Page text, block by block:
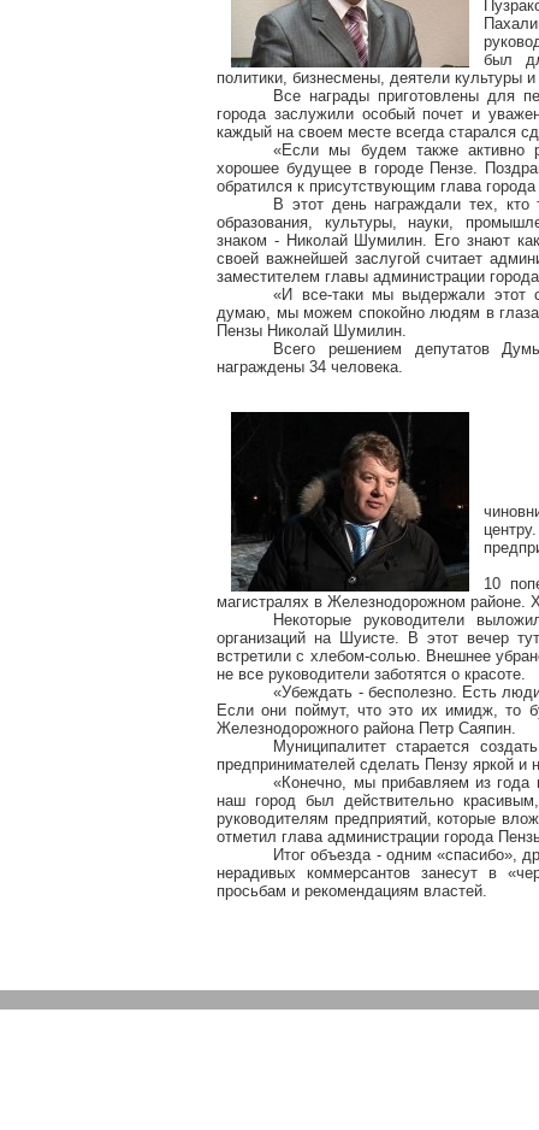
был
политики, бизнесмены, деятели культуры и
Все награды приготовлены для
города заслужили особый почет и
каждый на своем месте всегда старался
«Если мы будем также активно
хорошее будущее в городе Пензе.
обратился к присутствующим глава
В этот день награждали тех, кто
образования, культуры, науки,
знаком - Николай Шумилин. Его знают
своей важнейшей заслугой считает
заместителем главы администрации
«И все-таки мы выдержали этот
думаю, мы можем спокойно людям в
Пензы Николай Шумилин.
Всего решением депутатов
награждены 34 человека.
10
магистралях в Железнодорожном районе.
Некоторые руководители
организаций на Шуисте. В этот вечер
встретили с хлебом-солью. Внешнее
не все руководители заботятся о красоте.
«Убеждать - бесполезно. Есть
Если они поймут, что это их имидж, то
Железнодорожного района Петр Саяпин.
Муниципалитет старается
предпринимателей сделать Пензу яркой
«Конечно, мы прибавляем из
наш город был действительно
руководителям предприятий, которые
отметил глава администрации города
Итог объезда - одним «спасибо»,
нерадивых коммерсантов занесут в
просьбам и рекомендациям властей.